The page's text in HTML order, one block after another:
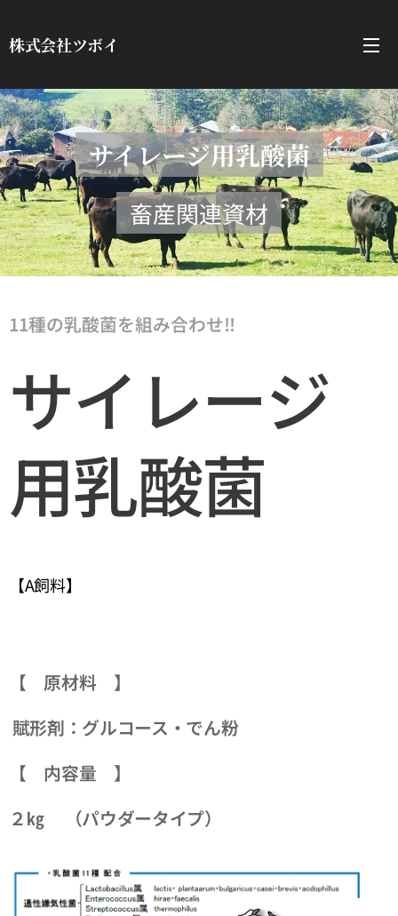
株式会社ツボイ
サイレージ用乳酸菌
畜産関連資材
11種の乳酸菌を組み合わせ‼
サイレージ
用乳酸菌
【A飼料】
【 原材料 】
賦形剤：グルコース・でん粉
【 内容量 】
２㎏ （パウダータイプ）